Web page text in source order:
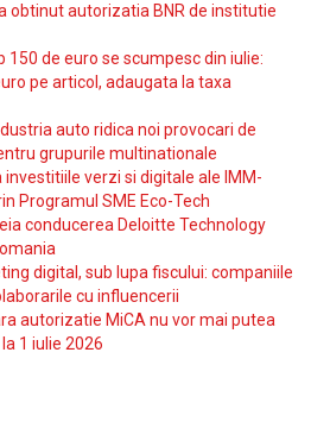
obtinut autorizatia BNR de institutie
150 de euro se scumpesc din iulie:
pe articol, adaugata la taxa
auto ridica noi provocari de
grupurile multinationale
investitiile verzi si digitale ale IMM-
Programul SME Eco-Tech
conducerea Deloitte Technology
digital, sub lupa fiscului: companiile
cu influencerii
autorizatie MiCA nu vor mai putea
1 iulie 2026